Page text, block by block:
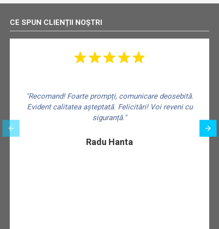
CE SPUN CLIENȚII NOȘTRI
"Recomand! Foarte prompți, comunicare deosebită.
Evident calitatea așteptată. Felicitări! Voi reveni cu
siguranță."
Radu Hanta